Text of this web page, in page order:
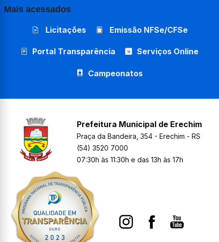
Mais acessados
Licitações Emissão NFSe/CFSe
Portal Transparência Serviços Online
Campeonatos
Prefeitura Municipal de Erechim
Praça da Bandeira, 354 - Erechim - RS
(54) 3520 7000
07:30h às 11:30h e das 13h às 17h